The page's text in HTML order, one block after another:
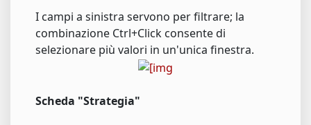
I campi a sinistra servono per filtrare; la
combinazione Ctrl+Click consente di
selezionare più valori in un'unica finestra.
Scheda "Strategia"